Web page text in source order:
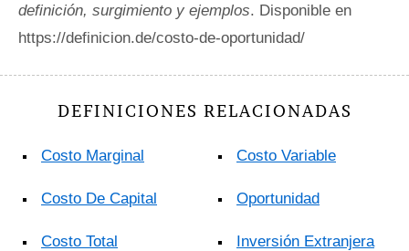
definición, surgimiento y ejemplos. Disponible en
https://definicion.de/costo-de-oportunidad/
DEFINICIONES RELACIONADAS
Costo Marginal
Costo De Capital
Costo Total
Costo Variable
Oportunidad
Inversión Extranjera